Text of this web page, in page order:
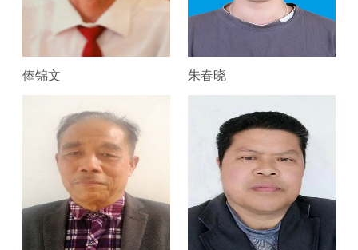
俸锦文 朱春晓